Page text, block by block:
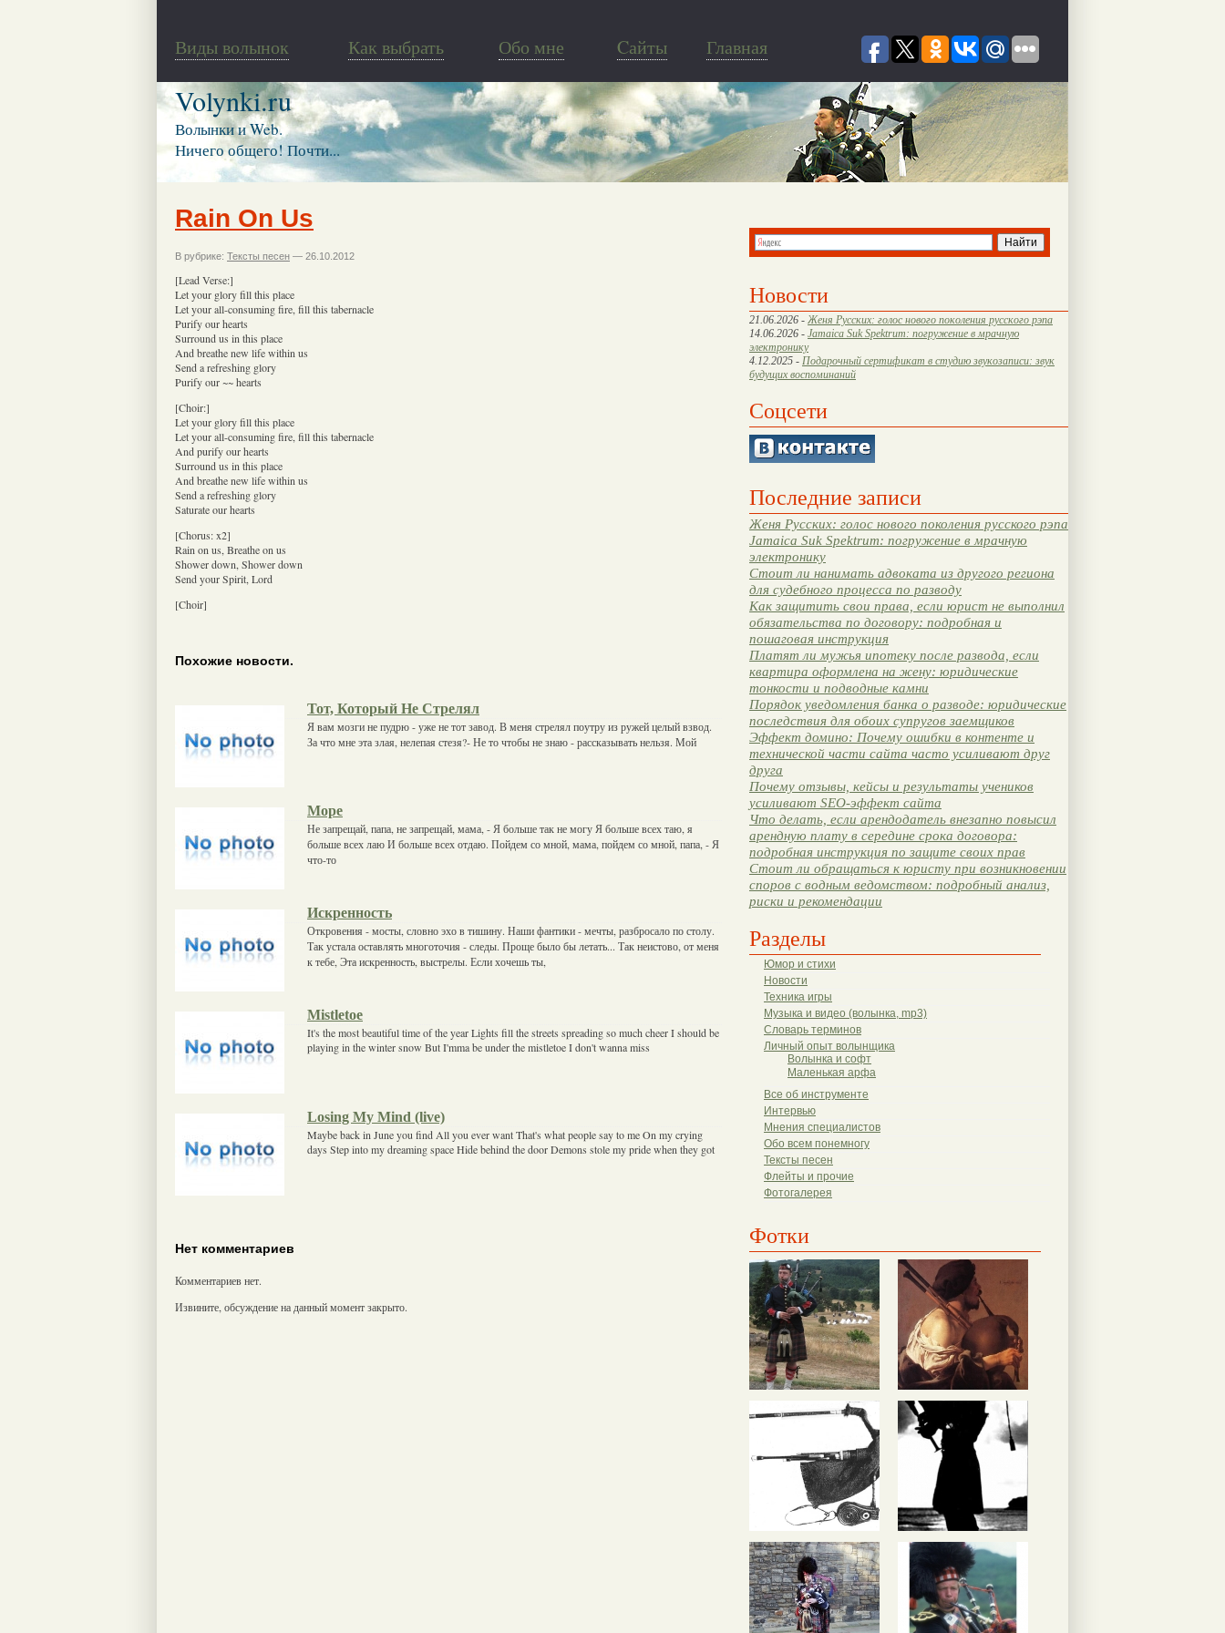
Виды волынок Как выбрать Обо мне Cайты Главная
Volynki.ru
Волынки и Web.
Ничего общего! Почти...
Новости
21.06.2026 - Женя Русских: голос нового поколения русского рэпа
14.06.2026 - Jamaica Suk Spektrum: погружение в мрачную
электронику
4.12.2025 - Подарочный сертификат в студию звукозаписи: звук
будущих воспоминаний
Соцсети
Последние записи
Женя Русских: голос нового поколения русского рэпа
Jamaica Suk Spektrum: погружение в мрачную
электронику
Стоит ли нанимать адвоката из другого региона
для судебного процесса по разводу
Как защитить свои права, если юрист не выполнил
обязательства по договору: подробная и
пошаговая инструкция
Платят ли мужья ипотеку после развода, если
квартира оформлена на жену: юридические
тонкости и подводные камни
Порядок уведомления банка о разводе: юридические
последствия для обоих супругов заемщиков
Эффект домино: Почему ошибки в контенте и
технической части сайта часто усиливают друг
друга
Почему отзывы, кейсы и результаты учеников
усиливают SEO-эффект сайта
Что делать, если арендодатель внезапно повысил
арендную плату в середине срока договора:
подробная инструкция по защите своих прав
Стоит ли обращаться к юристу при возникновении
споров с водным ведомством: подробный анализ,
риски и рекомендации
Разделы
Юмор и стихи
Новости
Техника игры
Музыка и видео (волынка, mp3)
Словарь терминов
Личный опыт волынщика
Волынка и софт
Маленькая арфа
Все об инструменте
Интервью
Мнения специалистов
Обо всем понемногу
Тексты песен
Флейты и прочие
Фотогалерея
Фотки
Rain On Us
В рубрике: Тексты песен — 26.10.2012
[Lead Verse:]
Let your glory fill this place
Let your all-consuming fire, fill this tabernacle
Purify our hearts
Surround us in this place
And breathe new life within us
Send a refreshing glory
Purify our ~~ hearts
[Choir:]
Let your glory fill this place
Let your all-consuming fire, fill this tabernacle
And purify our hearts
Surround us in this place
And breathe new life within us
Send a refreshing glory
Saturate our hearts
[Chorus: x2]
Rain on us, Breathe on us
Shower down, Shower down
Send your Spirit, Lord
[Choir]
Похожие новости.
Тот, Который Не Стрелял
Я вам мозги не пудрю - уже не тот завод. В меня стрелял поутру из ружей целый взвод.
За что мне эта злая, нелепая стезя?- Не то чтобы не знаю - рассказывать нельзя. Мой
Море
Не запрещай, папа, не запрещай, мама, - Я больше так не могу Я больше всех таю, я
больше всех лаю И больше всех отдаю. Пойдем со мной, мама, пойдем со мной, папа, - Я
что-то
Искренность
Откровения - мосты, словно эхо в тишину. Наши фантики - мечты, разбросало по столу.
Так устала оставлять многоточия - следы. Проще было бы летать... Так неистово, от меня
к тебе, Эта искренность, выстрелы. Если хочешь ты,
Mistletoe
It's the most beautiful time of the year Lights fill the streets spreading so much cheer I should be
playing in the winter snow But I'mma be under the mistletoe I don't wanna miss
Losing My Mind (live)
Maybe back in June you find All you ever want That's what people say to me On my crying
days Step into my dreaming space Hide behind the door Demons stole my pride when they got
Нет комментариев
Комментариев нет.
Извините, обсуждение на данный момент закрыто.